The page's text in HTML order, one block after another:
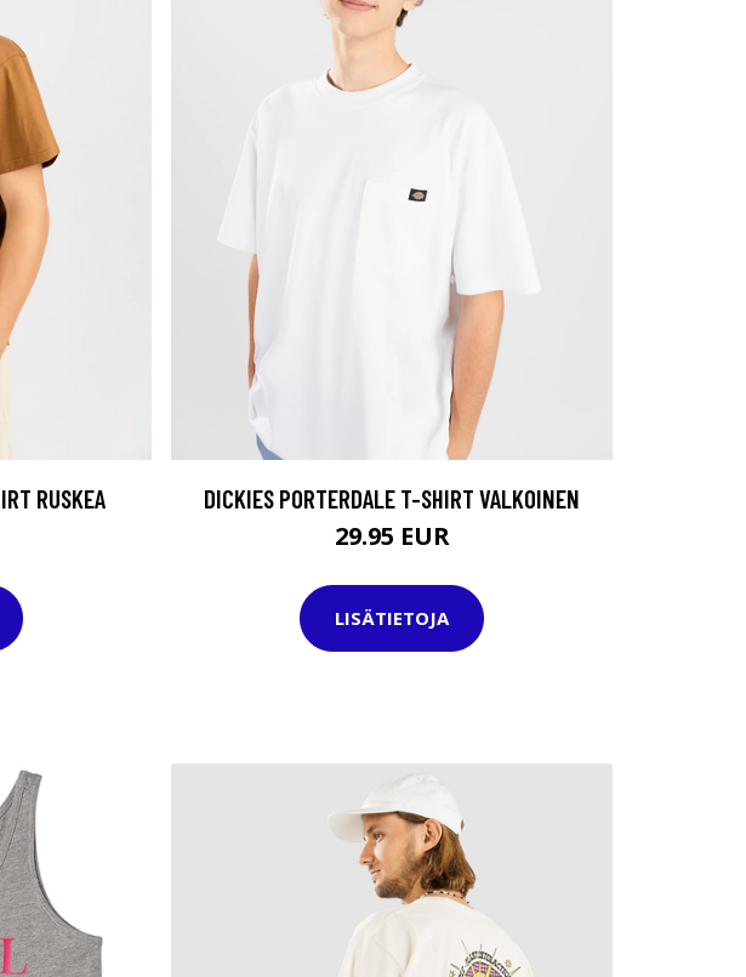
RUSKEA DICKIES PORTERDALE T-SHIRT VALKOINEN
29.95 EUR
LISÄTIETOJA